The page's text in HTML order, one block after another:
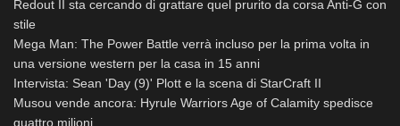
Redout II sta cercando di grattare quel prurito da corsa Anti-G con
stile
Mega Man: The Power Battle verrà incluso per la prima volta in
una versione western per la casa in 15 anni
Intervista: Sean 'Day (9)' Plott e la scena di StarCraft II
Musou vende ancora: Hyrule Warriors Age of Calamity spedisce
quattro milioni